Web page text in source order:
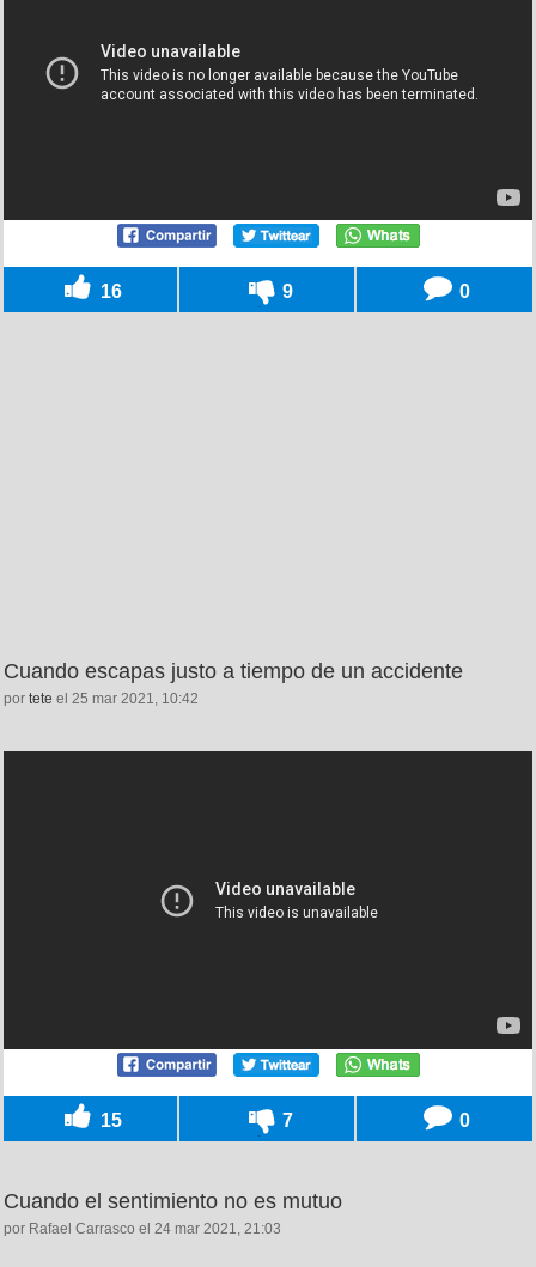
16 9 0
Cuando escapas justo a tiempo de un accidente
por tete el 25 mar 2021, 10:42
15 7 0
Cuando el sentimiento no es mutuo
por Rafael Carrasco el 24 mar 2021, 21:03